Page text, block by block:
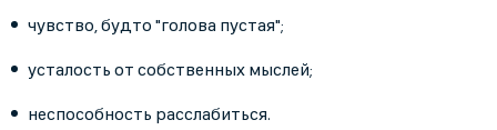
чувство, будто "голова пустая";
усталость от собственных мыслей;
неспособность расслабиться.